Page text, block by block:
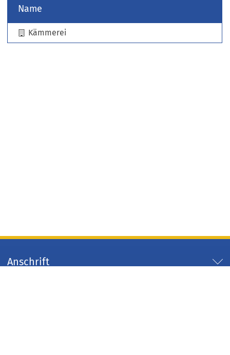
Name
Kämmerei
Anschrift